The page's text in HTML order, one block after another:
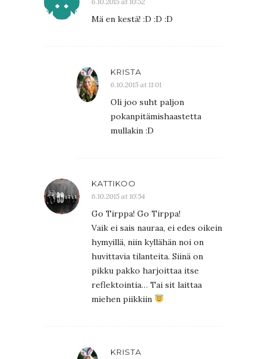
Mä en kestä! :D :D :D
KRISTA
6.10.2015 at 11:01
Oli joo suht paljon
pokanpitämishaastetta
mullakin :D
KATTIKOO
6.10.2015 at 10:54
Go Tirppa! Go Tirppa!
Vaik ei sais nauraa, ei edes oikein
hymyillä, niin kyllähän noi on
huvittavia tilanteita. Siinä on
pikku pakko harjoittaa itse
reflektointia… Tai sit laittaa
miehen piikkiin
KRISTA